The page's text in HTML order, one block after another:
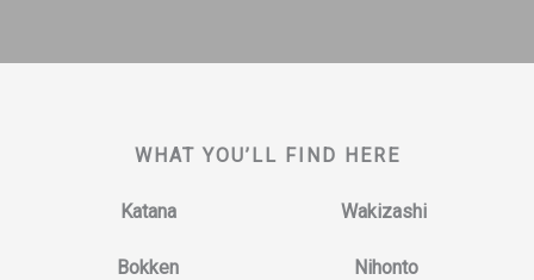
WHAT YOU’LL FIND HERE
Katana Wakizashi ​
Bokken Nihonto